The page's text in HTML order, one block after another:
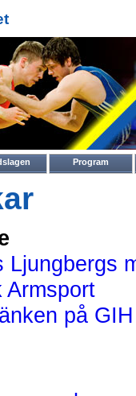
Program
Ljungbergs
Armsport
på GIH